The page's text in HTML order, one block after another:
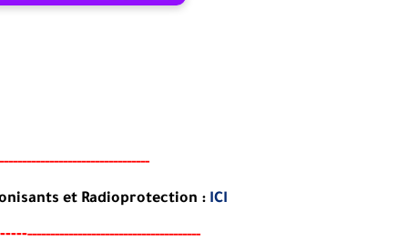
et Radioprotection : ICI
---------------------------------------